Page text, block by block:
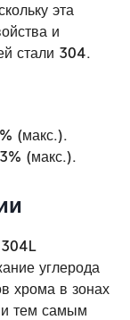
эта
и
стали 304.
(макс.).
(макс.).
углерода
хрома в зонах
и тем самым